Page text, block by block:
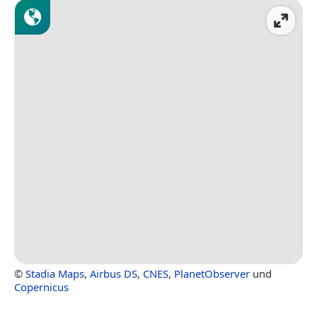
© Stadia Maps, Airbus DS, CNES, PlanetObserver und
Copernicus